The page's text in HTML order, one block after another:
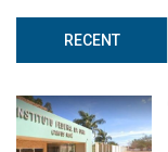
RECENT